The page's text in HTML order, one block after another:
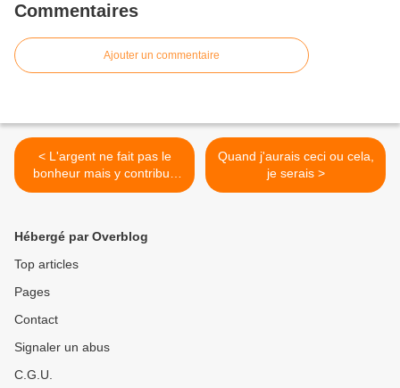
Commentaires
Ajouter un commentaire
< L'argent ne fait pas le
bonheur mais y contribue
largement.
Quand j'aurais ceci ou cela,
je serais >
Hébergé par Overblog
Top articles
Pages
Contact
Signaler un abus
C.G.U.